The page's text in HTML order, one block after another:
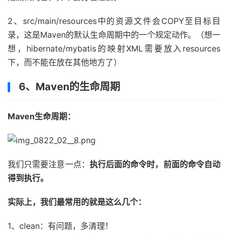
2、src/main/resources中的资源文件会COPY至目标目
录，这是Maven的默认生命周期中的一个规定动作。（想一
想，hibernate/mybatis的映射XML需要放入resources
下，而不能在放在其他地方了）
6、Maven的生命周期
Maven生命周期：
我们只需要注意一点： 执行后面的命令时，前面的命令自动
得到执行。
实际上，我们最常用的就是这么几个：
1、clean：有问题，多清理！